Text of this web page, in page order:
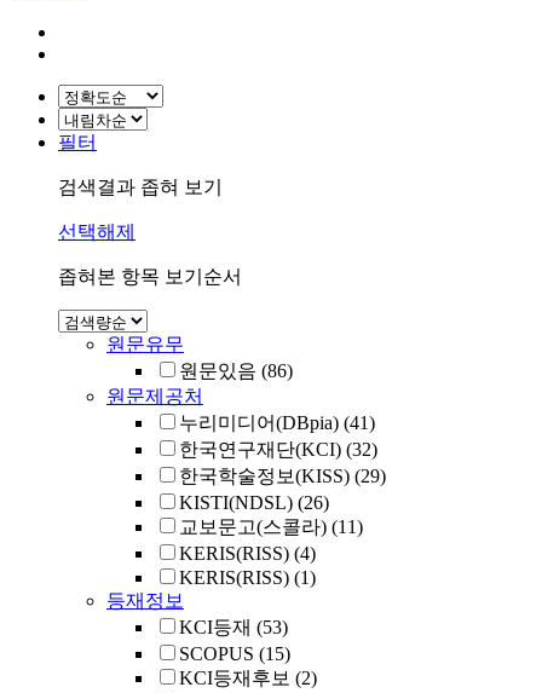
필터
검색결과 좁혀 보기
선택해제
좁혀본 항목 보기순서
원문유무
원문있음 (86)
원문제공처
누리미디어(DBpia) (41)
한국연구재단(KCI) (32)
한국학술정보(KISS) (29)
KISTI(NDSL) (26)
교보문고(스콜라) (11)
KERIS(RISS) (4)
KERIS(RISS) (1)
등재정보
KCI등재 (53)
SCOPUS (15)
KCI등재후보 (2)